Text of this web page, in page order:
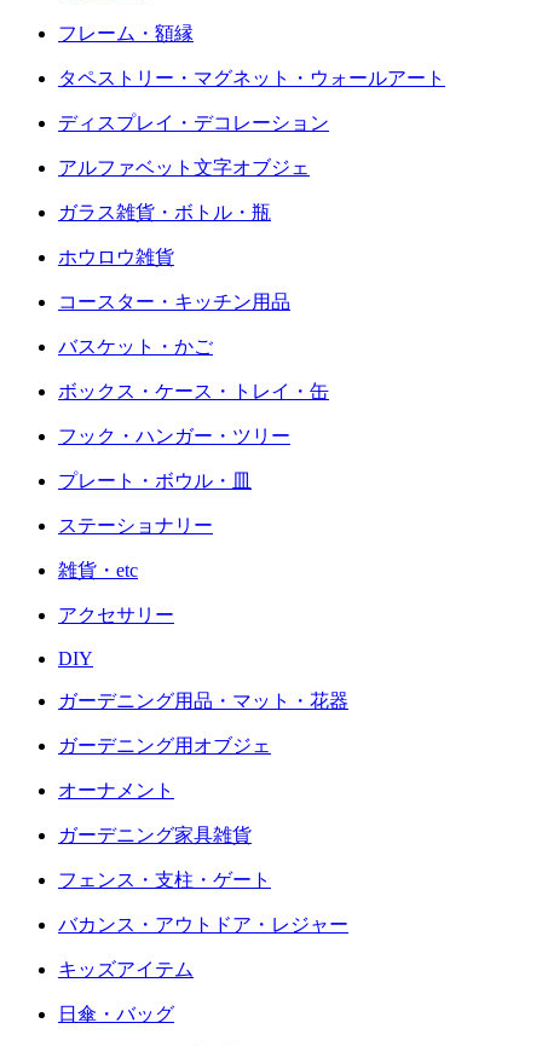
フレーム・額縁
タペストリー・マグネット・ウォールアート
ディスプレイ・デコレーション
アルファベット文字オブジェ
ガラス雑貨・ボトル・瓶
ホウロウ雑貨
コースター・キッチン用品
バスケット・かご
ボックス・ケース・トレイ・缶
フック・ハンガー・ツリー
プレート・ボウル・皿
ステーショナリー
雑貨・etc
アクセサリー
DIY
ガーデニング用品・マット・花器
ガーデニング用オブジェ
オーナメント
ガーデニング家具雑貨
フェンス・支柱・ゲート
バカンス・アウトドア・レジャー
キッズアイテム
日傘・バッグ